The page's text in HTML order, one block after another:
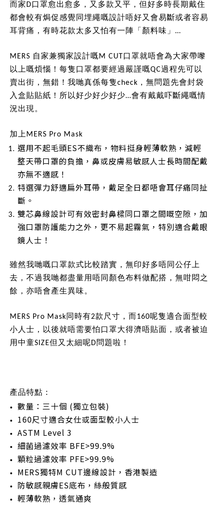
而家D口罩愈出愈多，又多款又平，但好多時長期戴住
都會較有焗促感覺同埋繩嘅設計唔好又會易斷或者容易
耳背痛，有時花款太多又怕有一陣「顏料味」…
MERS 自家兼獨家設計嘅M CUT口罩就唔會為大家帶嚟
以上嘅煩惱！每隻口罩都要經過嚴謹嘅QC過程先可以
賣出街，無錯！我哋真係每隻check，無問題先會封袋
入盒貼貼紙！所以好少好少好少…會有戴戴吓斷繩嘅情
況出現。
加上MERS Pro Mask
選用不起毛頭ES不織布，物料挺身輕薄軟熟，減輕
整天帶口罩的負擔，鼻或皮膚易敏感人士長時間配戴
亦無不適感！
特選彈力舒適扁外耳帶，戴足全日都唔會耳仔痛同扯
斷。
雙芯鼻線設計可有效密封鼻樑同口罩之間嘅空隙，加
強口罩防護能力之外，更不易起霧氣，特別適合戴眼
鏡人士！
雖然我哋嘅口罩款式比較踏實，無印好多唔同公仔上
去，不過我哋都盡量用唔同顏色布料做配搭，無咁悶之
餘，亦唔會產生異味。
MERS Pro Mask同時有2款尺寸，而160呢隻適合面型較
小人士，以後就唔需要怕口罩大得濟唔貼面，或者被迫
用中童SIZE但又太細呢D問題啦！
產品特點：
數量：三十個 (獨立包裝)
160尺寸適合女仕或面型較小人士
ASTM Level 3
細菌過濾效率 BFE>99.9%
顆粒過濾效率 PFE>99.9%
MERS獨特M CUT邊線設計，香港製造
防敏感親膚ES底布，絲般質感
輕薄軟熟，透氣通爽